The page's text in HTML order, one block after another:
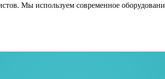
Мы используем современное